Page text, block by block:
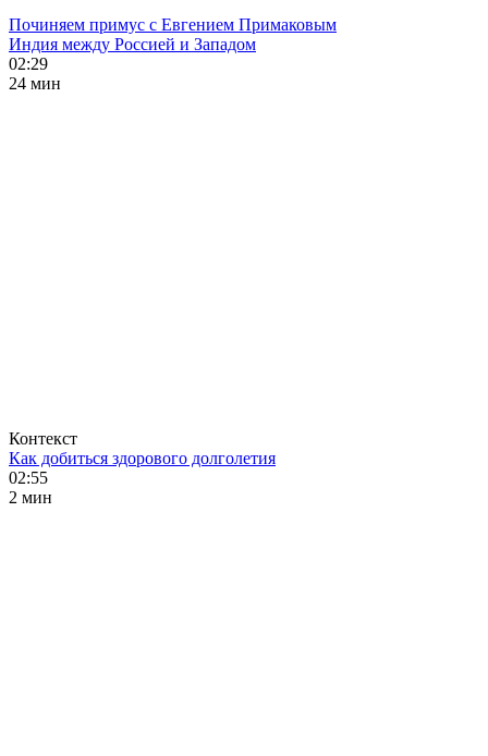
Починяем примус с Евгением Примаковым
Индия между Россией и Западом
02:29
24 мин
Контекст
Как добиться здорового долголетия
02:55
2 мин